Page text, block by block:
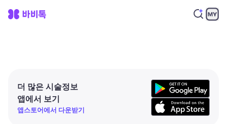
더 많은 시술정보
앱에서 보기
앱스토어에서 다운받기